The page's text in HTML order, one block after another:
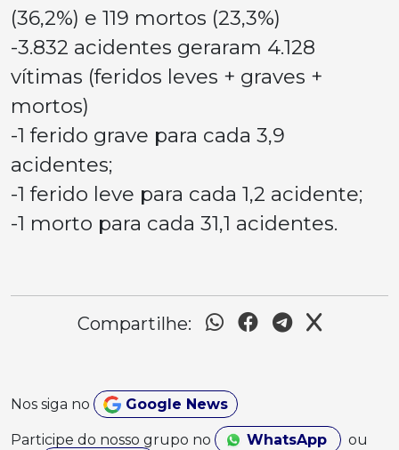
(36,2%) e 119 mortos (23,3%)
-3.832 acidentes geraram 4.128
vítimas (feridos leves + graves +
mortos)
-1 ferido grave para cada 3,9
acidentes;
-1 ferido leve para cada 1,2 acidente;
-1 morto para cada 31,1 acidentes.
Compartilhe:
Nos siga no Google News
Participe do nosso grupo no WhatsApp
ou